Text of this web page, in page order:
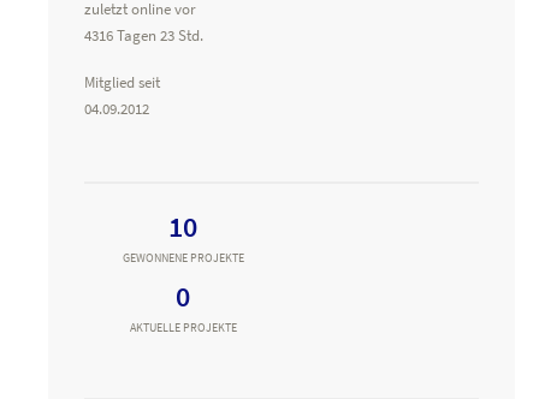
zuletzt online vor
4316 Tagen 23 Std.
Mitglied seit
04.09.2012
10
GEWONNENE PROJEKTE
0
AKTUELLE PROJEKTE